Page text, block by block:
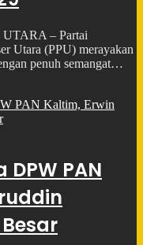
– Partai
Utara (PPU) merayakan
penuh semangat…
PAN